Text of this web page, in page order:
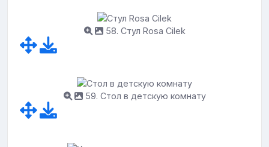
58. Стул Rosa Cilek
59. Стол в детскую комнату